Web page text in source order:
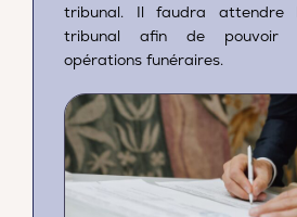
tribunal. Il faudra attendre
tribunal afin de pouvoir
opérations funéraires.